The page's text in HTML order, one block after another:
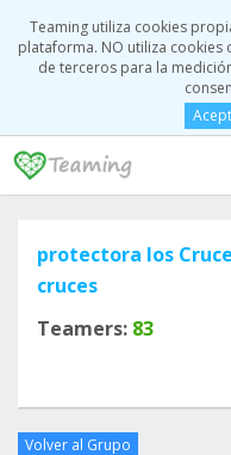
Teaming utiliza cookies
plataforma. NO utiliza cookies
de terceros para la
protectora los
cruces
Teamers: 83
Volver al Grupo